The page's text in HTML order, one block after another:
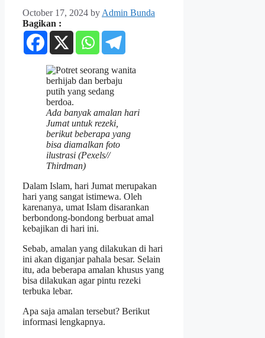
October 17, 2024 by Admin Bunda
Bagikan :
Ada banyak amalan hari
Jumat untuk rezeki,
berikut beberapa yang
bisa diamalkan foto
ilustrasi (Pexels//
Thirdman)
Dalam Islam, hari Jumat merupakan
hari yang sangat istimewa. Oleh
karenanya, umat Islam disarankan
berbondong-bondong berbuat amal
kebajikan di hari ini.
Sebab, amalan yang dilakukan di hari
ini akan diganjar pahala besar. Selain
itu, ada beberapa amalan khusus yang
bisa dilakukan agar pintu rezeki
terbuka lebar.
Apa saja amalan tersebut? Berikut
informasi lengkapnya.